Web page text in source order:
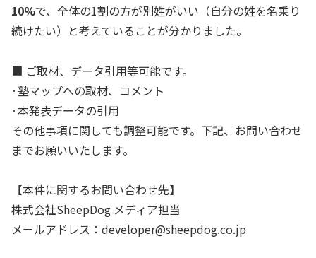
10%で、全体の1割の方が別姓がいい（自分の姓を名乗り
続けたい）と考えている ことが分かりました。
■ ご取材、データ引用等可能です。
·塾マップへの取材、コメント
·本発表データの引用
その他事項に関しても調整可能です。下記、お問い合わせ
までお願いいたします。
【本件に関するお問い合わせ先】
株式会社SheepDog メディア担当
メールアドレス：developer@sheepdog.co.jp